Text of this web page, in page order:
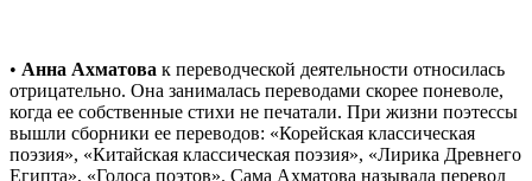
• Анна Ахматова к переводческой деятельности относилась
отрицательно. Она занималась переводами скорее поневоле,
когда ее собственные стихи не печатали. При жизни поэтессы
вышли сборники ее переводов: «Корейская классическая
поэзия», «Китайская классическая поэзия», «Лирика Древнего
Египта», «Голоса поэтов». Сама Ахматова называла перевод